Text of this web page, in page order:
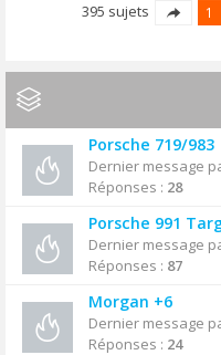
395 sujets 1
Porsche 719/983
Dernier message
Réponses : 28
Porsche 991
Dernier message
Réponses : 87
Morgan +6
Dernier message
Réponses : 24